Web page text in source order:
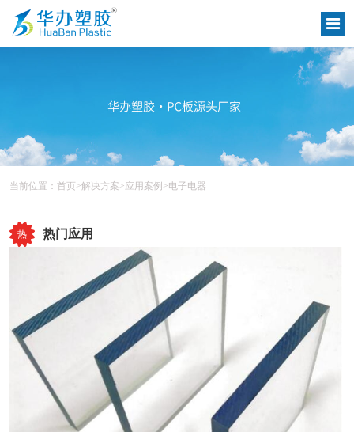
当前位置： 首页>解决方案> 应用案例 >电子电器
热 热门应用